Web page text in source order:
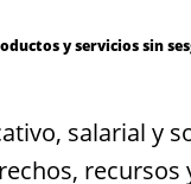
y servicios sin
salarial y
recursos